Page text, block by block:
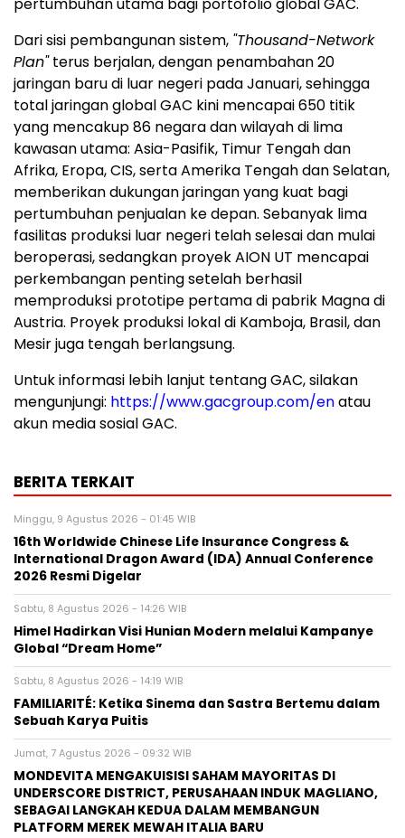
pertumbuhan utama bagi portofolio global GAC.
Dari sisi pembangunan sistem, "Thousand-Network
Plan"terus berjalan, dengan penambahan 20
jaringan baru di luar negeri pada Januari, sehingga
total jaringan global GAC kini mencapai 650 titik
yang mencakup 86 negara dan wilayah di lima
kawasan utama: Asia-Pasifik, Timur Tengah dan
Afrika, Eropa, CIS, serta Amerika Tengah dan Selatan,
memberikan dukungan jaringan yang kuat bagi
pertumbuhan penjualan ke depan. Sebanyak lima
fasilitas produksi luar negeri telah selesai dan mulai
beroperasi, sedangkan proyek AION UT mencapai
perkembangan penting setelah berhasil
memproduksi prototipe pertama di pabrik Magna di
Austria. Proyek produksi lokal di Kamboja, Brasil, dan
Mesir juga tengah berlangsung.
Untuk informasi lebih lanjut tentang GAC, silakan
mengunjungi: https://www.gacgroup.com/enatau
akun media sosial GAC.
BERITA TERKAIT
Minggu, 9 Agustus 2026 - 01:45 WIB
16th Worldwide Chinese Life Insurance Congress &
International Dragon Award (IDA) Annual Conference
2026 Resmi Digelar
Sabtu, 8 Agustus 2026 - 14:26 WIB
Himel Hadirkan Visi Hunian Modern melalui Kampanye
Global “Dream Home”
Sabtu, 8 Agustus 2026 - 14:19 WIB
FAMILIARITÉ: Ketika Sinema dan Sastra Bertemu dalam
Sebuah Karya Puitis
Jumat, 7 Agustus 2026 - 09:32 WIB
MONDEVITA MENGAKUISISI SAHAM MAYORITAS DI
UNDERSCORE DISTRICT, PERUSAHAAN INDUK MAGLIANO,
SEBAGAI LANGKAH KEDUA DALAM MEMBANGUN
PLATFORM MEREK MEWAH ITALIA BARU